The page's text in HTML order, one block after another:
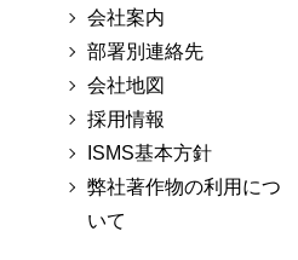
会社案内
部署別連絡先
会社地図
採用情報
ISMS基本方針
弊社著作物の利用につ
いて